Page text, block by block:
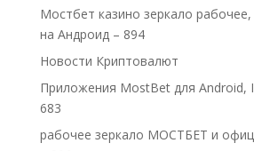
Мостбет казино зеркало
на Андроид – 894
Новости Криптовалют
Приложения MostBet для Android,
683
рабочее зеркало МОСТБЕТ и